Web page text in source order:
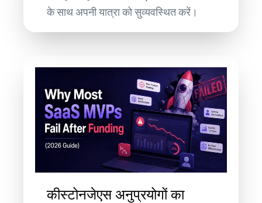
के साथ अपनी यात्रा को सुव्यवस्थित करें।
कीस्टोनजेएस अनुप्रयोगों का